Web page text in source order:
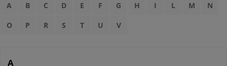
A B C D E F G H I L M N
O P R S T U V
A